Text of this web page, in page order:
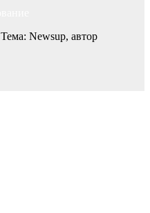
Тема: Newsup, автор